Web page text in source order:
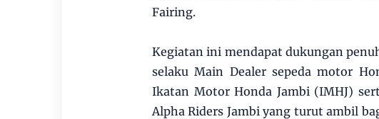
Fairing.
Kegiatan ini mendapat dukungan
selaku Main Dealer sepeda motor
Ikatan Motor Honda Jambi (IMHJ)
Alpha Riders Jambi yang turut ambil